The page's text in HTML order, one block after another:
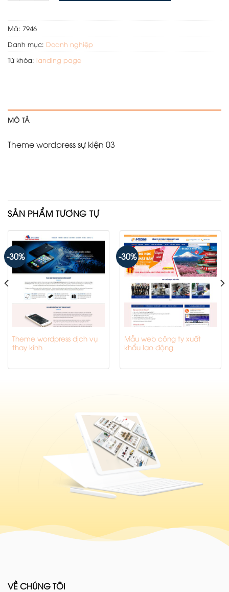
Mã: 7946
Danh mục: Doanh nghiệp
Từ khóa: landing page
MÔ TẢ
Theme wordpress sự kiện 03
SẢN PHẨM TƯƠNG TỰ
-30%
Theme wordpress dịch vụ
thay kính
-30%
Mẫu web công ty xuất
khẩu lao động
VỀ CHÚNG TÔI